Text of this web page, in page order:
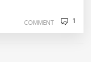
COMMENT 1